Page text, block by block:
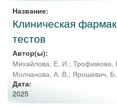
Название:
Клиническая
тестов
Автор(ы):
Михайлова, Е. И.; Трофимова,
Молчанова, А. В.; Ярошевич,
Дата:
2025